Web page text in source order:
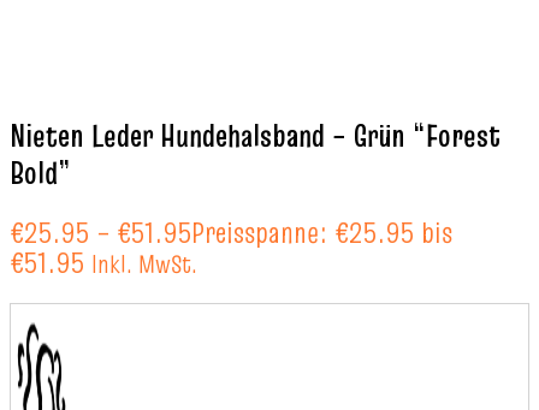
Nieten Leder Hundehalsband – Grün “Forest
Bold”
€25.95 – €51.95Preisspanne: €25.95 bis
€51.95 Inkl. MwSt.